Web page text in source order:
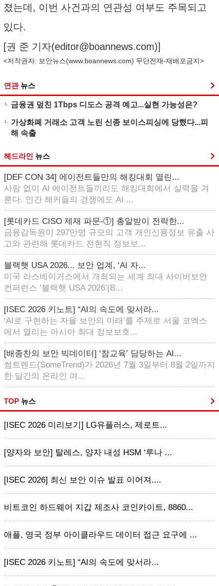
졌는데, 이번 사건과의 연관성 여부도 주목되고
있다.
[권 준 기자(editor@boannews.com)]
<저작권자: 보안뉴스(www.boannews.com) 무단전재-재배포금지>
연관 뉴스
금융권 덮친 1Tbps 디도스 공격 예고...실현 가능성은?
가상화폐 거래소 고객 노린 신종 보이스피싱에 당했다...피
해 속출
헤드라인 뉴스
[DEF CON 34] 에이전트들만의 해킹대회 열린...
사람 없이 AI 에이전트들끼리도 해킹대회에서 실력을 겨
룬다. 인간 해커들의 경쟁에도 AI ...
[롯데카드 CISO 제재 파문-①] 총알받이 전락한...
금융감독원이 297만명 규모의 고객 개인신용정보 유출 사
고와 관련해 롯데카드 전현직 정보보...
블랙햇 USA 2026... 보안 업계, ‘AI 자...
미국 라스베이거스에서 개최되는 세계 최대 사이버보안
컨퍼런스 ‘블랙햇 USA 2026’(B...
[ISEC 2026 키노트] “AI의 속도에 맞서라...
‘AI로 구현하는 자율 보안의 미래’를 주제로 서울 코엑스
에서 열리는 아시아 최대 정보보호...
[배종찬의 보안 빅데이터] ‘참교육’ 담당하는 AI...
썸트렌드(SomeTrend)가 2026년 7월 3일부터 8월 2일까지
한 달간의 온라인 여...
TOP 뉴스
[ISEC 2026 미리보기] LG유플러스, 제로트...
[양자와 보안] 탈레스, 양자 내성 HSM ‘루나 ...
[ISEC 2026] 최신 보안 이슈 발표 이어져....
비트코인 하드웨어 지갑 제조사 코인카이트, 8860...
애플, 영국 정부 아이클라우드 데이터 접근 요구에 ...
[ISEC 2026 키노트] “AI의 속도에 맞서라...